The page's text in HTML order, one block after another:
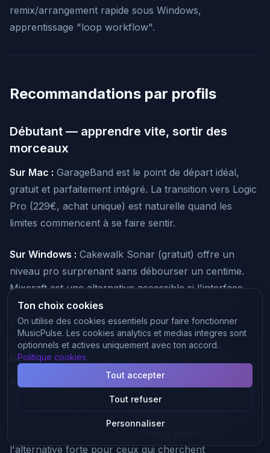
remix/arrangement rapide sous Windows,
apprentissage "loop workflow".
Recommandations par profils
Débutant — apprendre vite, sortir des
morceaux
Sur Mac : GarageBand est le point de départ idéal,
gratuit et parfaitement intégré. La transition vers Logic
Pro (229€, achat unique) est naturelle quand les
limites commencent à se faire sentir.
Sur Windows : Cakewalk Sonar (gratuit) offre un
niveau pro surprenant sans débourser un centime.
Mixcraft est une alternative accessible si l'interface
plus guidée est souhaitée. Tracktion Waveform Free
est la meilleure option gratuite multi-OS.
Beatmaker / producteur électronique
Ableton Live
reste la référence "clips + live/hybrid" —
Live 12 améliore sensiblement l'ergonomie.
l'alternative forte pour ceux qui cherchent
Ton choix cookies
On utilise des cookies essentiels pour faire fonctionner
MusicPulse. Les cookies analytics et medias integres sont
optionnels et actives uniquement avec ton accord.
Politique cookies
Personnaliser
Tout refuser
Tout accepter